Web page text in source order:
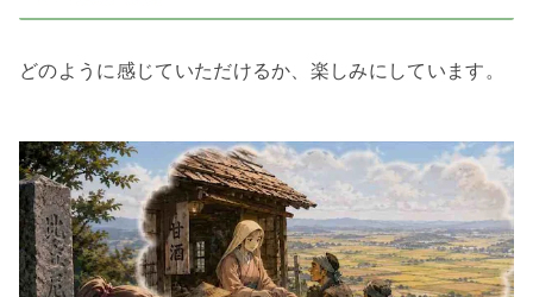
どのように感じていただけるか、楽しみにしています。